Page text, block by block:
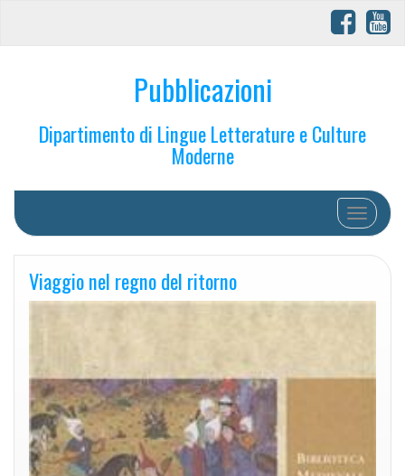
Pubblicazioni
Dipartimento di Lingue Letterature e Culture
Moderne
Toggle
Viaggio nel regno del ritorno